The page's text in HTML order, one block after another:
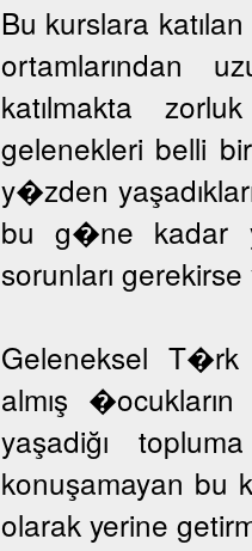
Bu kurslara
ortamlarından
katılmakta
gelenekleri belli
y�zden
bu g�ne kadar
sorunları
Geleneksel
almış
yaşadiğı
konuşamayan bu
olarak yerine